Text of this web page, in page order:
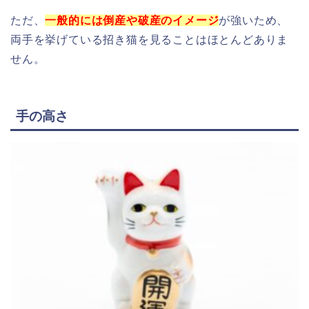
ただ、一般的には倒産や破産のイメージが強いため、
両手を挙げている招き猫を見ることはほとんどありま
せん。
手の高さ